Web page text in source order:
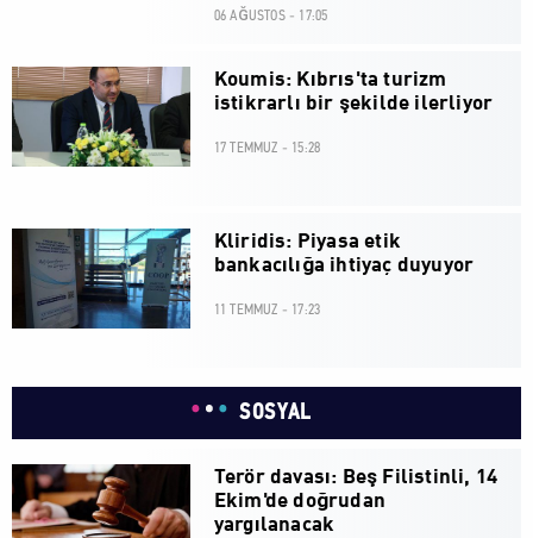
06 AĞUSTOS - 17:05
Koumis: Kıbrıs'ta turizm
istikrarlı bir şekilde ilerliyor
17 TEMMUZ - 15:28
Kliridis: Piyasa etik
bankacılığa ihtiyaç duyuyor
11 TEMMUZ - 17:23
SOSYAL
Terör davası: Beş Filistinli, 14
Ekim'de doğrudan
yargılanacak